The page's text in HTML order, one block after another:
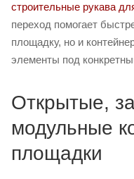
строительные рукава
переход помогает
площадку, но и
элементы под
Открытые,
модульные
площадки